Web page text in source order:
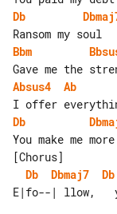
Db
Bbm
Absus4
Ab
Db
[Chorus]
Db
Dbmaj7 Db